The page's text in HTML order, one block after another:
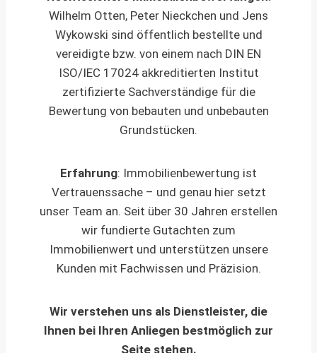
Wilhelm Otten, Peter Nieckchen und Jens
Wykowski sind öffentlich bestellte und
vereidigte bzw. von einem nach DIN EN
ISO/IEC 17024 akkreditierten Institut
zertifizierte Sachverständige für die
Bewertung von bebauten und unbebauten
Grundstücken.
Erfahrung: Immobilienbewertung ist
Vertrauenssache – und genau hier setzt
unser Team an. Seit über 30 Jahren erstellen
wir fundierte Gutachten zum
Immobilienwert und unterstützen unsere
Kunden mit Fachwissen und Präzision.
Wir verstehen uns als Dienstleister, die
Ihnen bei Ihren Anliegen bestmöglich zur
Seite stehen.